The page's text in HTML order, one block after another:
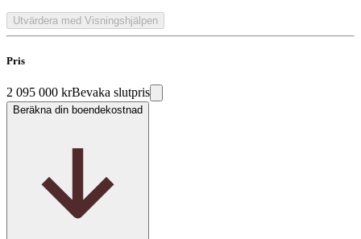
Utvärdera med Visningshjälpen
Pris
2 095 000 krBevaka slutpris
Beräkna din boendekostnad